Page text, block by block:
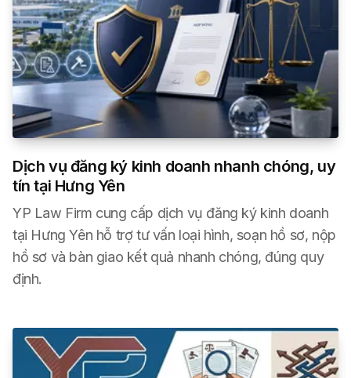
Dịch vụ đăng ký kinh doanh nhanh chóng, uy
tín tại Hưng Yên
YP Law Firm cung cấp dịch vụ đăng ký kinh doanh
tại Hưng Yên hỗ trợ tư vấn loại hình, soạn hồ sơ, nộp
hồ sơ và bàn giao kết quả nhanh chóng, đúng quy
định.